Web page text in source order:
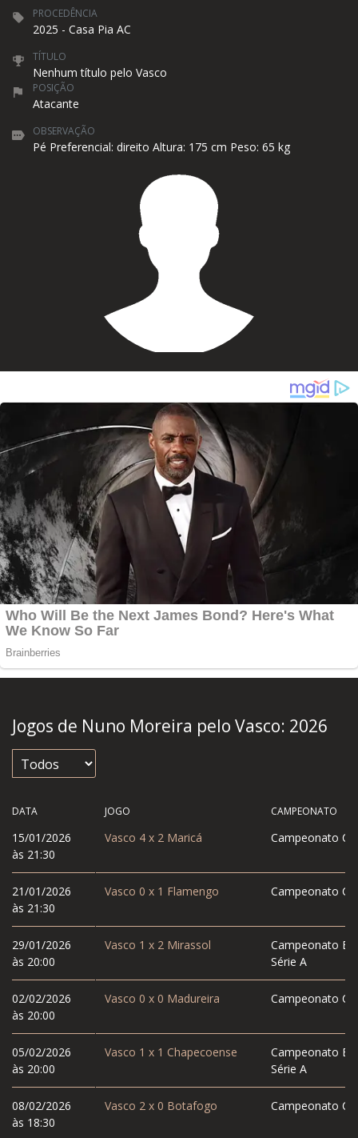
PROCEDÊNCIA
2025 - Casa Pia AC
TÍTULO
Nenhum título pelo Vasco
POSIÇÃO
Atacante
OBSERVAÇÃO
Pé Preferencial: direito Altura: 175 cm Peso: 65 kg
Jogos de Nuno Moreira pelo Vasco: 2026
DATA
15/01/2026
às 21:30
21/01/2026
às 21:30
29/01/2026
às 20:00
02/02/2026
às 20:00
05/02/2026
às 20:00
08/02/2026
às 18:30
JOGO CAMPEONATO
Vasco 4 x 2Maricá Campeonato
Vasco 0 x 1 Flamengo Campeonato
Vasco 1 x 2Mirassol
Campeonato
Série A
Vasco 0 x 0 Madureira Campeonato
Vasco 1 x 1 Chapecoense
Campeonato
Série A
Vasco 2 x 0 Botafogo Campeonato